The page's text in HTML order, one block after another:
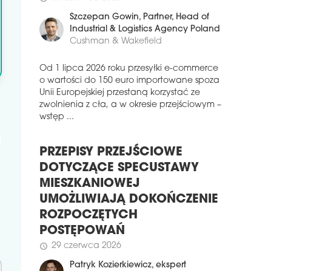
powierzchni dystrybucyjnej w nowo
wybudowanym magazynie na terenie
kompleksu CTPark Louny II w Czechach.
schedule 30 lipca 2026
BYDGOSZCZY
Firma CTP ogłosiła start nowej inwestycji o
nazwie CTPark Bydgoszcz. Nowoczesny
kompleks przemysłowo-logistyczny zaoferuje
zaplanowano na najbliższe miesiące.
schedule 29 lipca 2026
MICROHARVEST WYBUDUJE
PIERWSZĄ W EUROPIE FABRYKĘ
BIAŁKA MIKROBIOLOGICZNEGO
Firma MicroHarvest planuje budowę
innowacyjnego zakładu produkcji białka
mikrobiologicznego w niemieckiej
miejscowości Leuna. Będzie to pierwsza
30 czerwca 2026
Szczepan Gowin, Partner, Head of
Industrial & Logistics Agency Poland
Od 1 lipca 2026 roku przesyłki e-commerce
o wartości do 150 euro importowane spoza
Unii Europejskiej przestaną korzystać ze
zwolnienia z cła, a w okresie przejściowym –
PRZEPISY PRZEJŚCIOWE
DOTYCZĄCE SPECUSTAWY
MIESZKANIOWEJ
UMOŻLIWIAJĄ DOKOŃCZENIE
ROZPOCZĘTYCH
POSTĘPOWAŃ
schedule 29 czerwca 2026